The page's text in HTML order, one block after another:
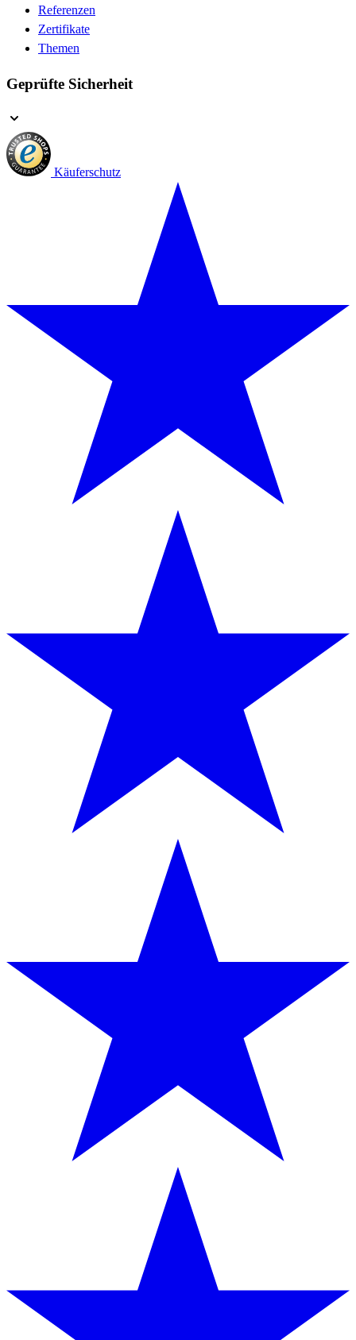
Referenzen
Zertifikate
Themen
Geprüfte Sicherheit
Käuferschutz